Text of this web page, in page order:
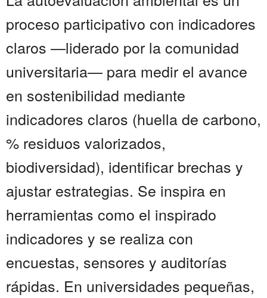
proceso participativo con indicadores
claros —liderado por la comunidad
universitaria— para medir el avance
en sostenibilidad mediante
indicadores claros (huella de carbono,
% residuos valorizados,
biodiversidad), identificar brechas y
ajustar estrategias. Se inspira en
herramientas como el inspirado
indicadores y se realiza con
encuestas, sensores y auditorías
rápidas. En universidades pequeñas,